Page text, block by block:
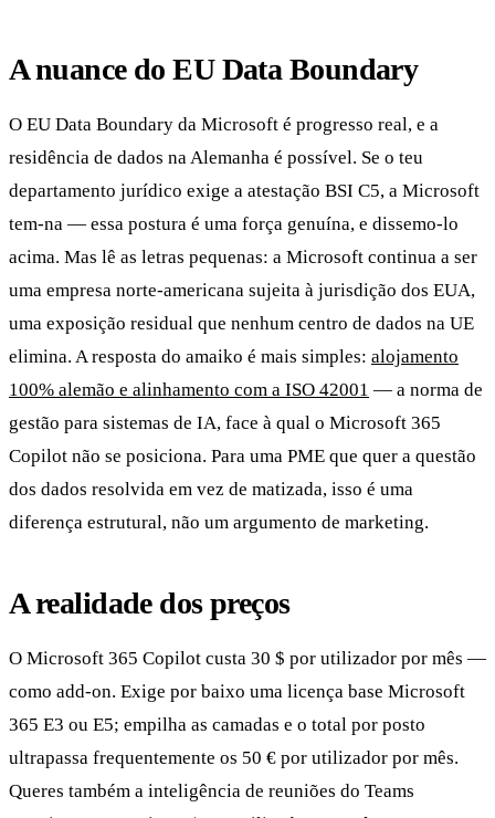
A nuance do EU Data Boundary
O EU Data Boundary da Microsoft é progresso real, e a
residência de dados na Alemanha é possível. Se o teu
departamento jurídico exige a atestação BSI C5, a Microsoft
tem-na — essa postura é uma força genuína, e dissemo-lo
acima. Mas lê as letras pequenas: a Microsoft continua a ser
uma empresa norte-americana sujeita à jurisdição dos EUA,
uma exposição residual que nenhum centro de dados na UE
elimina. A resposta do amaiko é mais simples: alojamento
100% alemão e alinhamento com a ISO 42001 — a norma de
gestão para sistemas de IA, face à qual o Microsoft 365
Copilot não se posiciona. Para uma PME que quer a questão
dos dados resolvida em vez de matizada, isso é uma
diferença estrutural, não um argumento de marketing.
A realidade dos preços
O Microsoft 365 Copilot custa 30 $ por utilizador por mês —
como add-on. Exige por baixo uma licença base Microsoft
365 E3 ou E5; empilha as camadas e o total por posto
ultrapassa frequentemente os 50 € por utilizador por mês.
Queres também a inteligência de reuniões do Teams